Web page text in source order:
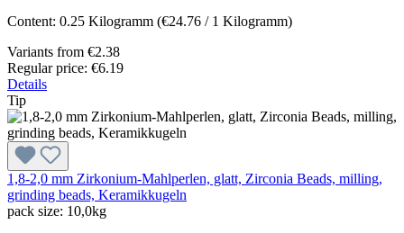
Content: 0.25 Kilogramm (€24.76 / 1 Kilogramm)
Variants from €2.38
Regular price: €6.19
Details
Tip
1,8-2,0 mm Zirkonium-Mahlperlen, glatt, Zirconia Beads, milling,
grinding beads, Keramikkugeln
pack size: 10,0kg